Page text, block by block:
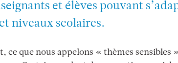
et élèves pouvant
niveaux scolaires.
ce que nous appelons « thèmes sensibles